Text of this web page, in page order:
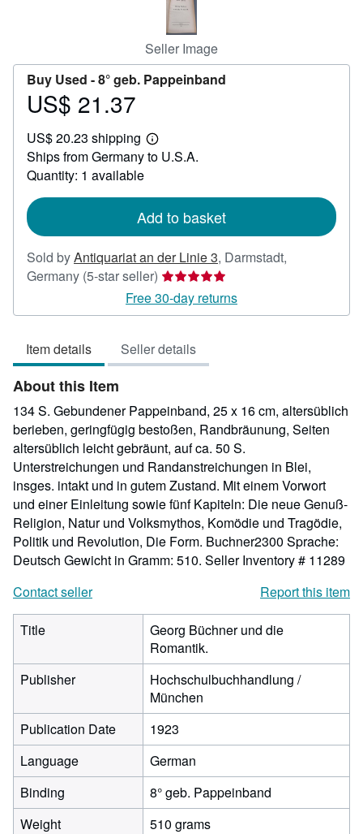
Seller Image
Buy Used -8° geb. Pappeinband
Price
21.37
US$ 21.37
US$ 20.23 shipping
Learn
more
Ships from Germany to U.S.A.
Quantity: 1 available
Add to basket
Sold byAntiquariat an der Linie 3, Darmstadt,
Germany (5-star seller) Seller
rating
5
of
5
Free 30-day returns
Item details Seller details
About this Item
134 S. Gebundener Pappeinband, 25 x 16 cm, altersüblich
berieben, geringfügig bestoßen, Randbräunung, Seiten
altersüblich leicht gebräunt, auf ca. 50 S.
Unterstreichungen und Randanstreichungen in Blei,
insges. intakt und in gutem Zustand. Mit einem Vorwort
und einer Einleitung sowie fünf Kapiteln: Die neue Genuß-
Religion, Natur und Volksmythos, Komödie und Tragödie,
Politik und Revolution, Die Form. Buchner2300 Sprache:
Deutsch Gewicht in Gramm: 510. Seller Inventory # 11289
Contact seller
Report this item
Title
Georg Büchner und die
Romantik.
Publisher
Hochschulbuchhandlung /
München
Publication Date
1923
Language
German
Binding
8° geb. Pappeinband
Weight
510 grams